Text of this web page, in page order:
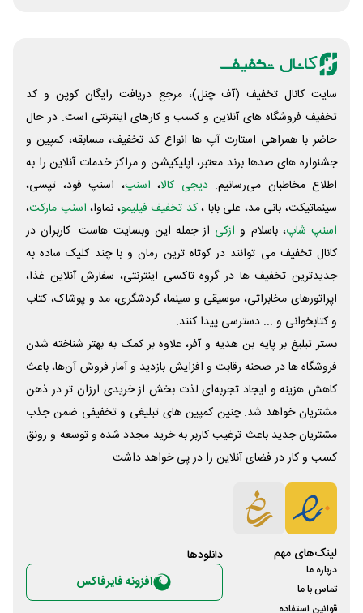
سایت کانال تخفیف (آف چنل)، مرجع دریافت رایگان کوپن و کد
تخفیف فروشگاه های آنلاین و کسب و‌ کارهای اینترنتی است. در حال
حاضر با همراهی استارت آپ ها انواع کد تخفیف، مسابقه، کمپین و
جشنواره های صدها برند معتبر، اپلیکیشن و مراکز خدمات آنلاین را به
اطلاع مخاطبان می‌رسانیم. دیجی کالا، اسنپ، اسنپ فود، تپسی،
سینماتیکت، بانی مد، علی‌ بابا ،کد تخفیف فیلیمو، نماوا، اسنپ مارکت،
اسنپ شاپ، باسلام و ازکی از جمله این وبسایت ‌هاست. کاربران در
کانال تخفیف می توانند در کوتاه ترین زمان و با چند کلیک ساده به
جدیدترین تخفیف ها در گروه تاکسی اینترنتی، سفارش آنلاین غذا،
اپراتورهای مخابراتی، موسیقی و سینما، گردشگری، مد و پوشاک، کتاب
و کتابخوانی و ... دسترسی پیدا کنند.
بستر تبلیغ بر پایه بن هدیه و آفر، علاوه بر کمک به بهتر شناخته شدن
فروشگاه ها در صحنه رقابت و افزایش بازدید و آمار فروش آن‌ها، باعث
کاهش هزینه و ایجاد تجربه‌ای لذت بخش از خریدی ارزان تر در ذهن
مشتریان خواهد شد. چنین کمپین های تبلیغی و تخفیفی ضمن جذب
مشتریان جدید باعث ترغیب کاربر به خرید مجدد شده و توسعه و رونق
کسب و کار در فضای آنلاین را در پی خواهد داشت.
لینک‌های مهم
درباره ما
تماس با ما
قوانین استفاده
دانلود‌ها
افزونه فایرفاکس